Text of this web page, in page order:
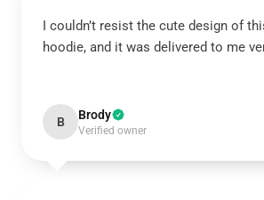
I couldn’t resist the cute design of
hoodie, and it was delivered to me
B Brody
Verified owner